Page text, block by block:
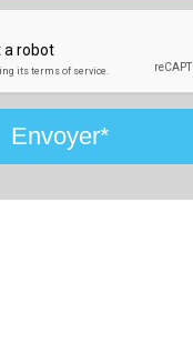
concernée par votre
conservées pendant une
à partir des derniers
constructeur.com et
qui serait en relation
sur ce projet.
Envoyer*